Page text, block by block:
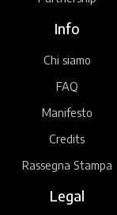
Info
Chi siamo
FAQ
Manifesto
Credits
Rassegna Stampa
Legal